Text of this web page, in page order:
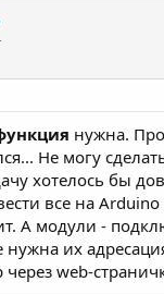
нужна.
Не могу
хотелось бы
все на Arduino
А модули -
нужна их
через web-